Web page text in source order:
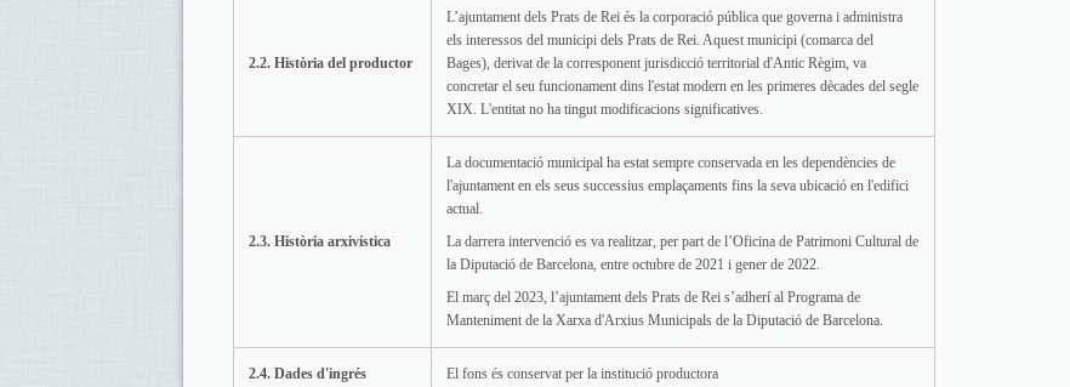
2.2. Història del productor
L’ajuntament dels Prats de Rei és la corporació pública que governa i administra
els interessos del municipi dels Prats de Rei. Aquest municipi (comarca del
Bages), derivat de la corresponent jurisdicció territorial d'Antic Règim, va
concretar el seu funcionament dins l'estat modern en les primeres dècades del segle
XIX. L'entitat no ha tingut modificacions significatives.
2.3. Història arxivística
La documentació municipal ha estat sempre conservada en les dependències de
l'ajuntament en els seus successius emplaçaments fins la seva ubicació en l'edifici
actual.
La darrera intervenció es va realitzar, per part de l’Oficina de Patrimoni Cultural de
la Diputació de Barcelona, entre octubre de 2021 i gener de 2022.
El març del 2023, l’ajuntament dels Prats de Rei s’adherí al Programa de
Manteniment de la Xarxa d'Arxius Municipals de la Diputació de Barcelona.
2.4. Dades d'ingrés El fons és conservat per la institució productora